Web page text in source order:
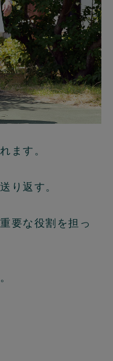
ます。
り返す。
要な役割を担っ